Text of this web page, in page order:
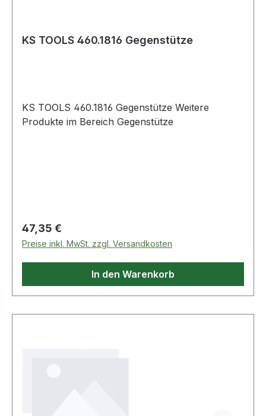
KS TOOLS 460.1816 Gegenstütze
KS TOOLS 460.1816 Gegenstütze Weitere
Produkte im Bereich Gegenstütze
Regulärer Preis:
47,35 €
Preise inkl. MwSt. zzgl. Versandkosten
In den Warenkorb